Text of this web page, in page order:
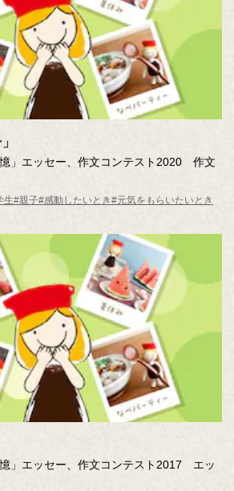
憶」エッセー、作文コンテスト2020 作文
生#親子#感動したいとき#元気をもらいたいとき
憶」エッセー、作文コンテスト2017 エッ